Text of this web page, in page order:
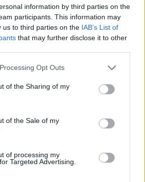
information by third parties on the
participants. This information may
us to third parties on the IAB’s List of
that may further disclose it to other
Opt Outs
of the Sharing of my
of the Sale of my
of processing my
Targeted Advertising.
Η ταινία που παραλίγο να
καταστρέψει την καριέρα της
Diane Keaton
ΠΡΙΝ 10 ΏΡΕΣ
5 one‑hit wonders που έγιναν
Η τύχη δεν προβλέπεται, αλλά όταν
χαμογελάσει, αποδεικνύει ότι ορισμένα